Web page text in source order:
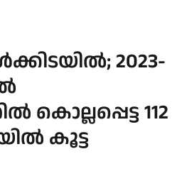
2023-
112
കൂട്ട